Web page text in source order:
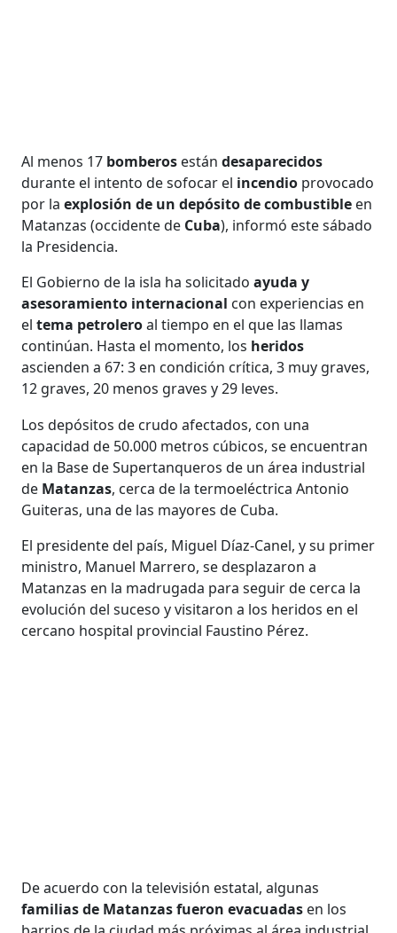
Al menos 17 bomberos estándesaparecidos
durante el intento de sofocar el incendio provocado
por laexplosión de un depósito de combustible en
Matanzas (occidente de Cuba), informó este sábado
la Presidencia.
El Gobierno de la isla ha solicitadoayuda y
asesoramiento internacional con experiencias en
eltema petroleroal tiempo en el que las llamas
continúan. Hasta el momento, los heridos
ascienden a 67: 3 en condición crítica, 3 muy graves,
12 graves, 20 menos graves y 29 leves.
Los depósitos de crudo afectados, con una
capacidad de 50.000 metros cúbicos, se encuentran
en la Base de Supertanqueros de un área industrial
de Matanzas, cerca de la termoeléctrica Antonio
Guiteras, una de las mayores de Cuba.
El presidente del país, Miguel Díaz-Canel, y su primer
ministro, Manuel Marrero, se desplazaron a
Matanzas en la madrugada para seguir de cerca la
evolución del suceso y visitaron a los heridos en el
cercano hospital provincial Faustino Pérez.
De acuerdo con la televisión estatal, algunas
familias de Matanzas fueron evacuadas en los